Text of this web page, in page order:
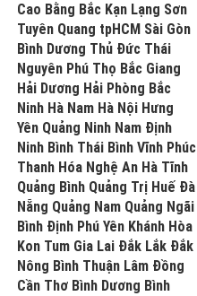
Cao Bằng Bắc Kạn Lạng Sơn
Tuyên Quang tpHCM Sài Gòn
Bình Dương Thủ Đức Thái
Nguyên Phú Thọ Bắc Giang
Hải Dương Hải Phòng Bắc
Ninh Hà Nam Hà Nội Hưng
Yên Quảng Ninh Nam Định
Ninh Bình Thái Bình Vĩnh Phúc
Thanh Hóa Nghệ An Hà Tĩnh
Quảng Bình Quảng Trị Huế Đà
Nẵng Quảng Nam Quảng Ngãi
Bình Định Phú Yên Khánh Hòa
Kon Tum Gia Lai Đắk Lắk Đắk
Nông Bình Thuận Lâm Đồng
Cần Thơ Bình Dương Bình